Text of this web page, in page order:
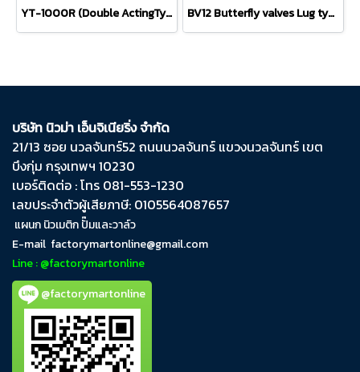
YT-1000R (Double ActingType) positioner BV12 Butterfly valves Lug type BELVEN
บริษัท นิวม่า เอ็นจิเนียริ่ง จำกัด
21/13 ซอย นวลจันทร์​52 ถนน​นวลจันทร์​ แขวง​นวลจันทร์​ เขต​
บึงกุ่ม​ กรุงเทพฯ​ 10230
เบอร์ติดต่อ : โทร 081-553-1230
เลขประจำตัวผู้เสียภาษี: 0105564087657
แผนก นิวเมติก ปั๊มและวาล์ว
E-mail factorymartonline@gmail.com
Line : @factorymartonline
@factorymartonline